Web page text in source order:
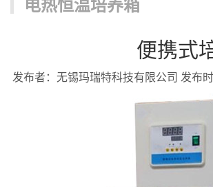
电热恒温培养箱
便携式
发布者：无锡玛瑞特科技有限公司 发布